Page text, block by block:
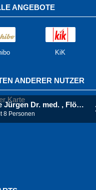
ANGEBOTE
KiK
ANDERER NUTZER
Bosche Jürgen Dr. med. , Flöte Matthias Dr.med. und Partner Augenärzte
8 Personen